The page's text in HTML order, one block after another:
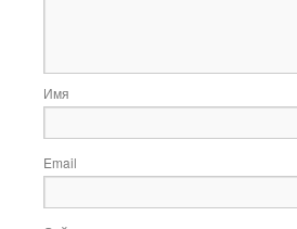
Имя
Email